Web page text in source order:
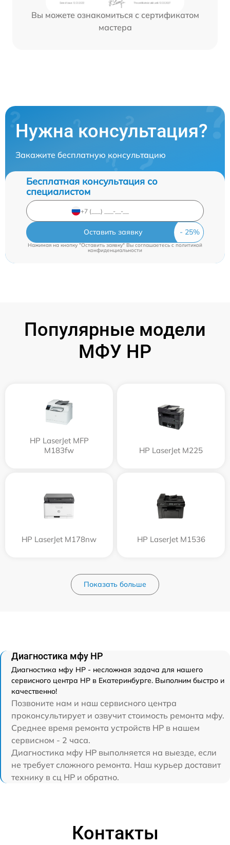
Вы можете ознакомиться с сертификатом
мастера
Нужна консультация?
Закажите бесплатную консультацию
Бесплатная консультация со
специалистом
Оставить заявку
Нажимая на кнопку "Оставить заявку" Вы соглашаетесь cполитикой
конфиденциальности
Популярные модели
МФУ HP
HP LaserJet MFP
M183fw
HP LaserJet M225
HP LaserJet M178nw HP LaserJet M1536
Показать больше
Диагностика мфу HP
Диагностика мфу HP - несложная задача для нашего
сервисного центра HP в Екатеринбурге. Выполним быстро и
качественно!
Позвоните нам и наш сервисного центра
проконсультирует и озвучит стоимость ремонта мфу.
Среднее время ремонта устройств HP в нашем
сервисном - 2 часа.
Диагностика мфу HP выполняется на выезде, если
не требует сложного ремонта. Наш курьер доставит
технику в сц HP и обратно.
Контакты